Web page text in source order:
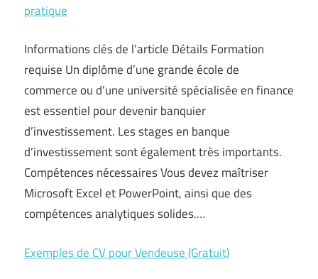
pratique
Informations clés de l’article Détails Formation
requise Un diplôme d’une grande école de
commerce ou d’une université spécialisée en finance
est essentiel pour devenir banquier
d’investissement. Les stages en banque
d’investissement sont également très importants.
Compétences nécessaires Vous devez maîtriser
Microsoft Excel et PowerPoint, ainsi que des
compétences analytiques solides.…
Exemples de CV pour Vendeuse (Gratuit)